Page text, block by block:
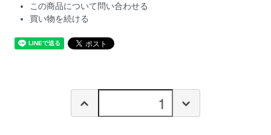
この商品について問い合わせる
買い物を続ける